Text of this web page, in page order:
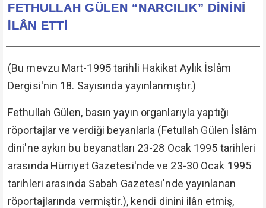
FETHULLAH GÜLEN “NARCILIK” DİNİNİ
İLÂN ETTİ
(Bu mevzu Mart-1995 tarihli Hakikat Aylık İslâm
Dergisi'nin 18. Sayısında yayınlanmıştır.)
Fethullah Gülen, basın yayın organlarıyla yaptığı
röportajlar ve verdiği beyanlarla (Fetullah Gülen İslâm
dini'ne aykırı bu beyanatları 23-28 Ocak 1995 tarihleri
arasında Hürriyet Gazetesi'nde ve 23-30 Ocak 1995
tarihleri arasında Sabah Gazetesi'nde yayınlanan
röportajlarında vermiştir.), kendi dinini ilân etmiş,